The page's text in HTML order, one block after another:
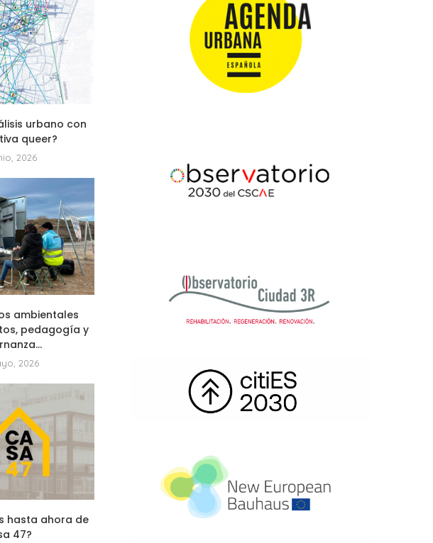
urbano con
queer?
2026
ambientales
pedagogía y
2026
hasta ahora de
47?